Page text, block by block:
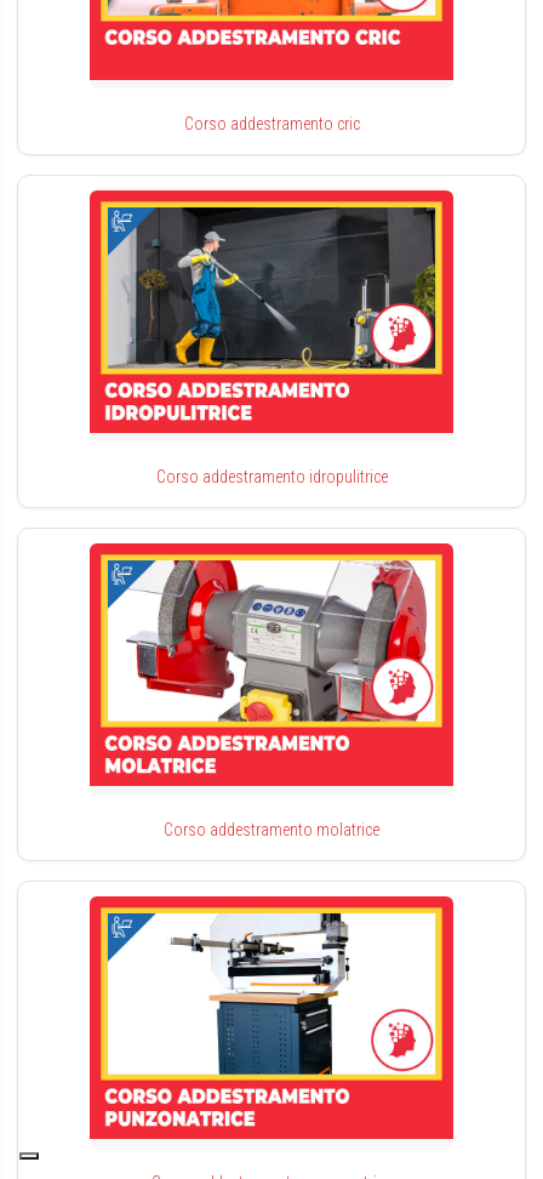
Corso addestramento cric
Corso addestramento idropulitrice
Corso addestramento molatrice